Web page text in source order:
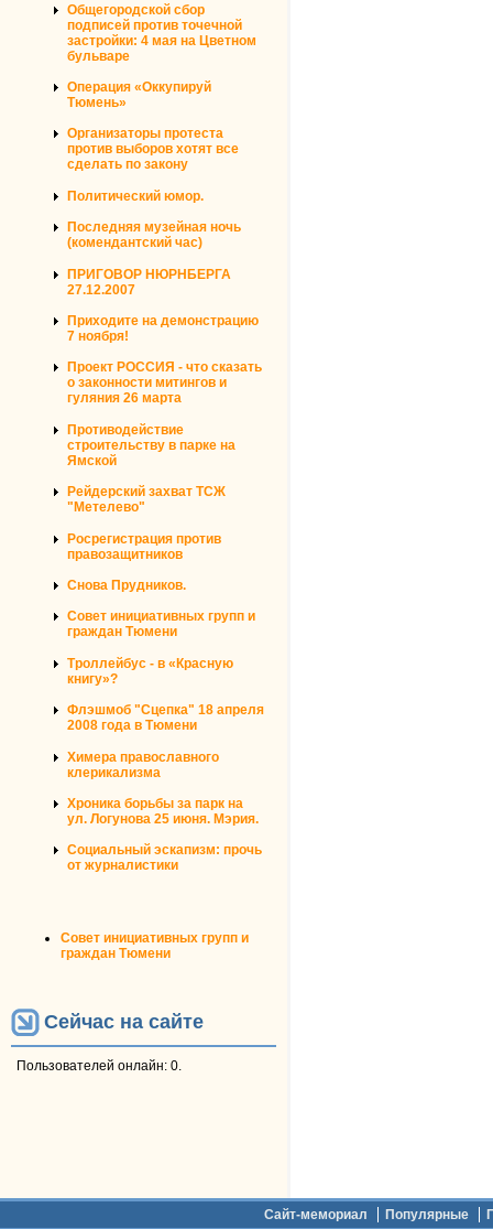
Общегородской сбор
подписей против точечной
застройки: 4 мая на Цветном
бульваре
Операция «Оккупируй
Тюмень»
Организаторы протеста
против выборов хотят все
сделать по закону
Политический юмор.
Последняя музейная ночь
(комендантский час)
ПРИГОВОР НЮРНБЕРГА
27.12.2007
Приходите на демонстрацию
7 ноября!
Проект РОССИЯ - что сказать
о законности митингов и
гуляния 26 марта
Противодействие
строительству в парке на
Ямской
Рейдерский захват ТСЖ
"Метелево"
Росрегистрация против
правозащитников
Снова Прудников.
Совет инициативных групп и
граждан Тюмени
Троллейбус - в «Красную
книгу»?
Флэшмоб "Сцепка" 18 апреля
2008 года в Тюмени
Химера православного
клерикализма
Хроника борьбы за парк на
ул. Логунова 25 июня. Мэрия.
Социальный эскапизм: прочь
от журналистики
Совет инициативных групп и
граждан Тюмени
Сейчас на сайте
Пользователей онлайн: 0.
Сайт-мемориал Популярные